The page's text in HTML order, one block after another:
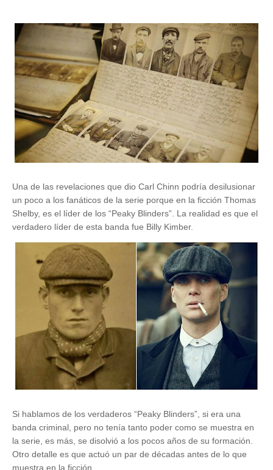
Una de las revelaciones que dio Carl Chinn podría desilusionar
un poco a los fanáticos de la serie porque en la ficción Thomas
Shelby, es el líder de los “Peaky Blinders”. La realidad es que el
verdadero líder de esta banda fue Billy Kimber.
Si hablamos de los verdaderos “Peaky Blinders”, si era una
banda criminal, pero no tenía tanto poder como se muestra en
la serie, es más, se disolvió a los pocos años de su formación.
Otro detalle es que actuó un par de décadas antes de lo que
muestra en la ficción.